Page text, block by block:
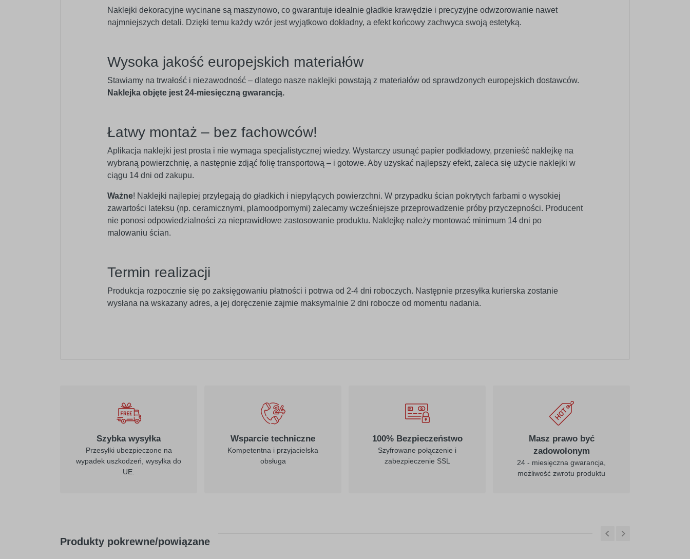
Naklejki dekoracyjne wycinane są maszynowo, co gwarantuje idealnie gładkie krawędzie i precyzyjne odwzorowanie nawet
najmniejszych detali. Dzięki temu każdy wzór jest wyjątkowo dokładny, a efekt końcowy zachwyca swoją estetyką.
Wysoka jakość europejskich materiałów
Stawiamy na trwałość i niezawodność – dlatego nasze naklejki powstają z materiałów od sprawdzonych europejskich dostawców.
Naklejka objęte jest 24-miesięczną gwarancją.
Łatwy montaż – bez fachowców!
Aplikacja naklejki jest prosta i nie wymaga specjalistycznej wiedzy. Wystarczy usunąć papier podkładowy, przenieść naklejkę na
wybraną powierzchnię, a następnie zdjąć folię transportową – i gotowe. Aby uzyskać najlepszy efekt, zaleca się użycie naklejki w
ciągu 14 dni od zakupu.
Ważne! Naklejki najlepiej przylegają do gładkich i niepylących powierzchni. W przypadku ścian pokrytych farbami o wysokiej
zawartości lateksu (np. ceramicznymi, plamoodpornymi) zalecamy wcześniejsze przeprowadzenie próby przyczepności. Producent
nie ponosi odpowiedzialności za nieprawidłowe zastosowanie produktu. Naklejkę należy montować minimum 14 dni po
malowaniu ścian.
Termin realizacji
Produkcja rozpocznie się po zaksięgowaniu płatności i potrwa od 2-4 dni roboczych. Następnie przesyłka kurierska zostanie
wysłana na wskazany adres, a jej doręczenie zajmie maksymalnie 2 dni robocze od momentu nadania.
żółty
jasny żółty
kremowy
cytrynowy
Szybka wysyłka
Przesyłki ubezpieczone na
wypadek uszkodzeń, wysyłka do
UE.
Wsparcie techniczne
Kompetentna i przyjacielska
obsługa
100% Bezpieczeństwo
Szyfrowane połączenie i
zabezpieczenie SSL
Masz prawo być
zadowolonym
24 - miesięczna gwarancja,
możliwość zwrotu produktu
Produkty pokrewne/powiązane